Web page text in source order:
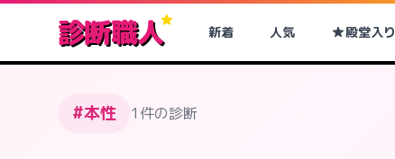
診断職人 新着 人気 殿堂入り
#本性 1件の診断